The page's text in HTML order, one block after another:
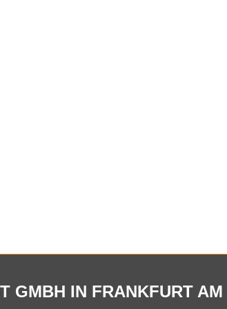
GMBH IN FRANKFURT AM